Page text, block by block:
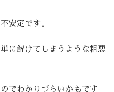
安定です。
に解けてしまうような粗悪
でわかりづらいかもです